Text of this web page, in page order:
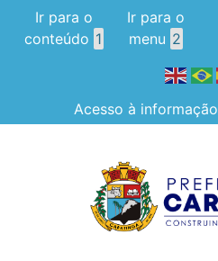
Ir para o
conteúdo 1
Ir para o
menu 2
Acesso à informação